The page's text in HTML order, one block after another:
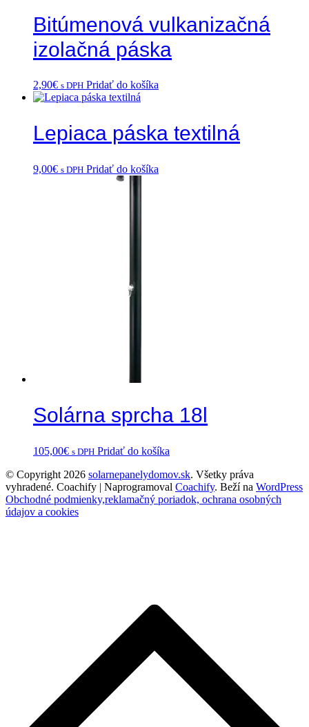
Bitúmenová vulkanizačná
izolačná páska
2,90€ s DPH Pridať do košíka
Lepiaca páska textilná
9,00€ s DPH Pridať do košíka
Solárna sprcha 18l
105,00€ s DPH Pridať do košíka
© Copyright 2026 solarnepanelydomov.sk. Všetky práva
vyhradené. Coachify | Naprogramoval Coachify. Beží na WordPress
Obchodné podmienky,reklamačný poriadok, ochrana osobných
údajov a cookies